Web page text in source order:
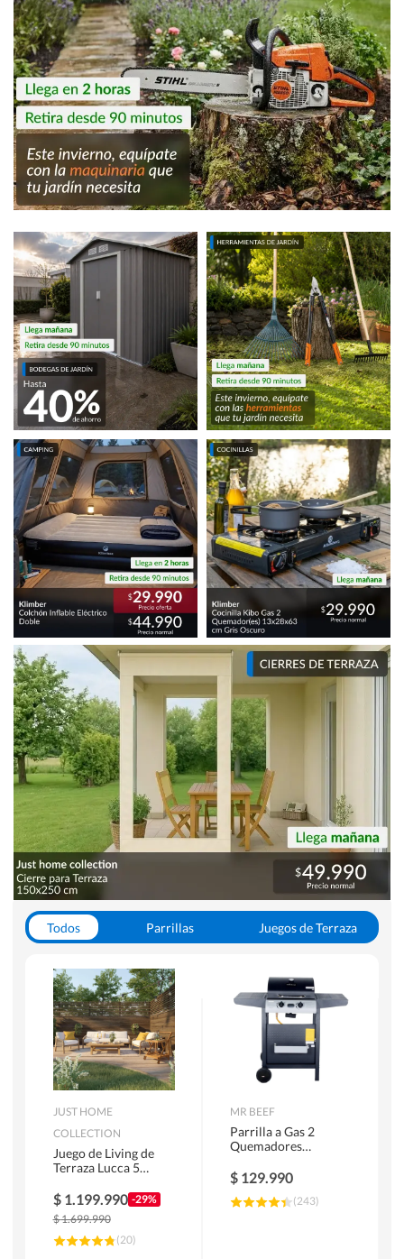
Todos Parrillas
Juegos de Terraza
JUST HOME
COLLECTION
Juego de Living de
Terraza Lucca 5
$ 1.199.990 -29%
$1.699.990
(20)
MR BEEF
Parrilla a Gas 2
Quemadores
$ 129.990
(243)